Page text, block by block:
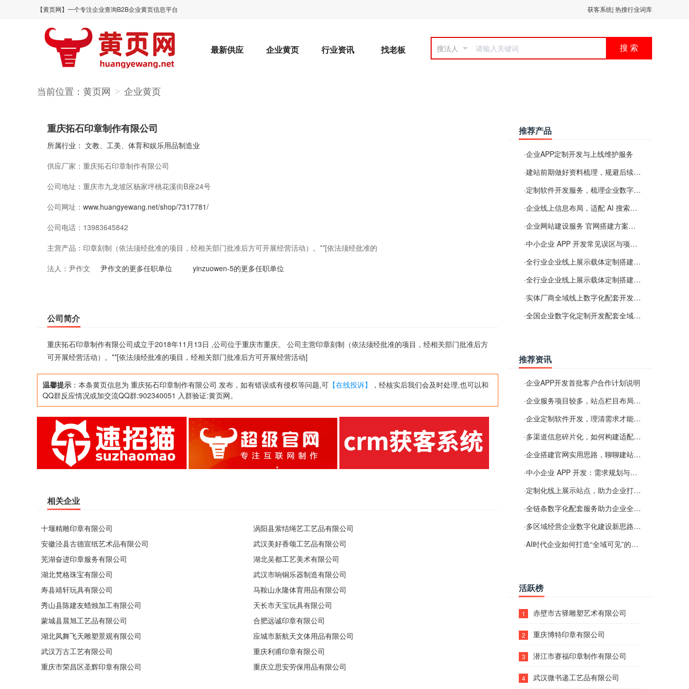
【黄页网】一个专注企业查询B2B企业黄页信息平台 获客系统| 热搜行业词库
最新供应 企业黄页 行业资讯 找老板 搜法人 搜 索
当前位置： 黄页网 > 企业黄页
重庆拓石印章制作有限公司
所属行业： 文教、工美、体育和娱乐用品制造业
供应厂家： 重庆拓石印章制作有限公司
公司地址： 重庆市九龙坡区杨家坪桃花溪街B座24号
公司网址： www.huangyewang.net/shop/7317781/
公司电话： 13983645842
主营产品： 印章刻制（依法须经批准的项目，经相关部门批准后方可开展经营活动）。**[依法须经批准的
项目，经相关部门批准后方可开展经营活动]
法人： 尹作文 尹作文的更多任职单位 yinzuowen-5的更多任职单位
公司简介
重庆拓石印章制作有限公司成立于2018年11月13日 ,公司位于重庆市重庆。 公司主营印章刻制（依法须经批准的项目，经相关部门批准后方
可开展经营活动）。**[依法须经批准的项目，经相关部门批准后方可开展经营活动]
温馨提示 ：本条黄页信息为 重庆拓石印章制作有限公司 发布，如有错误或有侵权等问题,可 【在线投诉】
，经核实后我们会及时处理,也可以和
QQ群反应情况或加交流QQ群:902340051 入群验证:黄页网。
相关企业
十堰精雕印章有限公司
安徽泾县古德宣纸艺术品有限公司
芜湖奋进印章服务有限公司
湖北梵格珠宝有限公司
寿县靖轩玩具有限公司
秀山县陈建友蜡烛加工有限公司
蒙城县晨旭工艺品有限公司
湖北凤舞飞天雕塑景观有限公司
武汉万古工艺有限公司
重庆市荣昌区圣辉印章有限公司
涡阳县萦结绳艺工艺品有限公司
武汉美好香颂工艺品有限公司
湖北吴都工艺美术有限公司
武汉市响铜乐器制造有限公司
马鞍山永隆体育用品有限公司
天长市天宝玩具有限公司
合肥远诚印章有限公司
应城市新航天文体用品有限公司
重庆利甫印章有限公司
重庆立思安劳保用品有限公司
推荐产品
·企业APP定制开发与上线维护服务
·建站前期做好资料梳理，规避后续各类使用难题
·定制软件开发服务，梳理企业数字化落地常见难点
·企业线上信息布局，适配 AI 搜索需要留意这些要点
·企业网站建设服务 官网搭建方案经验分享
·中小企业 APP 开发常见误区与项目规划实用经验
·全行业企业线上展示载体定制搭建服务
·全行业企业线上展示载体定制搭建服务
·实体厂商全域线上数字化配套开发与地域检索优化服务
·全国企业数字化定制开发配套全域搜索优化服务
推荐资讯
·企业APP开发首批客户合作计划说明
·企业服务项目较多，站点栏目布局规划参考思路
·企业定制软件开发，理清需求才能提升数字化落地效率
·多渠道信息碎片化，如何构建适配 AI 检索的品牌信息源
·企业搭建官网实用思路，聊聊建站容易忽视的问题
·中小企业 APP 开发：需求规划与项目落地避坑经验分享
·定制化线上展示站点，助力企业打通线上经营渠道
·全链条数字化配套服务助力企业全域线上经营
·多区域经营企业数字化建设新思路：多端载体与地域检索一体化落地思路分享
·AI时代企业如何打造“全域可见”的数字资产？梓彤超越给出新解法
活跃榜
1 赤壁市古驿雕塑艺术有限公司
2 重庆博特印章有限公司
3 潜江市赛福印章制作有限公司
4 武汉微书递工艺品有限公司